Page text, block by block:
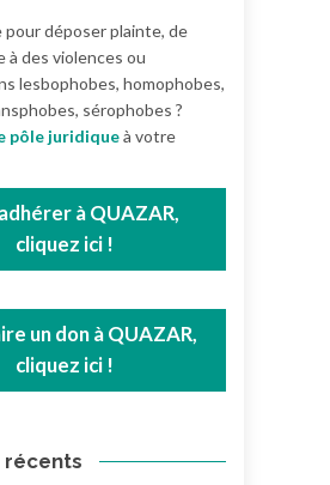
pour déposer plainte, de
à des violences ou
lesbophobes, homophobes,
sérophobes ?
pôle juridiqueà votre
à QUAZAR,
cliquez ici !
un don à QUAZAR,
cliquez ici !
récents